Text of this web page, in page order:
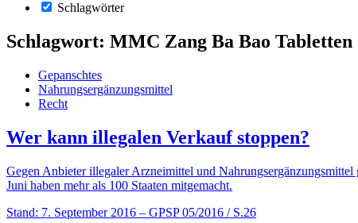
Schlagwörter
Schlagwort: MMC Zang Ba Bao Tabletten
Gepanschtes
Nahrungsergänzungsmittel
Recht
Wer kann illegalen Verkauf stoppen?
Gegen Anbieter illegaler Arzneimittel und
Juni haben mehr als 100 Staaten mitgemacht.
Stand: 7. September 2016 – GPSP 05/2016 / S.26